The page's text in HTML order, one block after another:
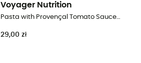
Voyager Nutrition
Pasta with Provençal Tomato Sauce - Liofilizowane danie
29,00 zł